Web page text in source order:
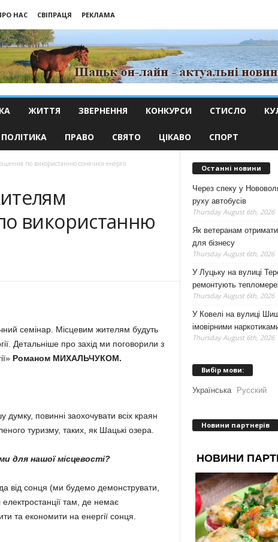
НАС СВІПРАЦЯ
РЕКЛАМА
ЖИТТЯ ЗВЕРНЕННЯ КОНКУРСИ СТИСЛО
ПОЛІТИКА ПРАВО СВЯТО ЦІКАВО СПОРТ
по використанню сонячної енер­гії
використанню
семінар. Місцевим жителям будуть
Детальніше про захід ми по­говорили з
Романом МИХАЛЬЧУКОМ.
повинні заохочувати всіх краян
туризму, таких, як Шацькі озера.
для нашої місце­вості?
від сонця (ми будемо демон­ст­рувати,
там, де немає
та економити на енергії сонця.
Останні новини
Через спеку у
руху автобусів
Thursday August 6th, 2026
Як ветеранам
для бізнесу
Thursday August 6th, 2026
У Луцьку на вулиці
ремонтують
Thursday August 6th, 2026
У Ковелі на вулиці
імовірними
Thursday August 6th, 2026
Вибір мови:
Українська Русский
Новини партнерів